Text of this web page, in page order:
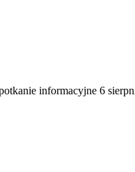
informacyjne 6